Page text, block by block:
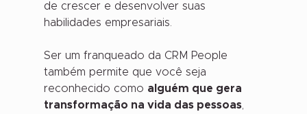
de crescer e desenvolver suas
habilidades empresariais.
Ser um franqueado da CRM People
também permite que você seja
reconhecido como alguém que gera
transformação na vida das pessoas